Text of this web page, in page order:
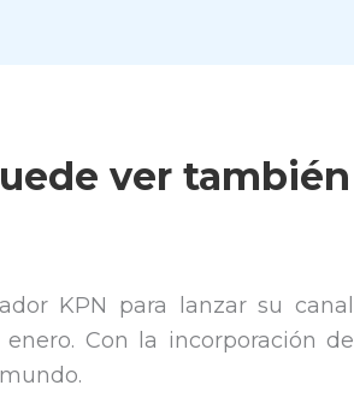
ver también
KPN para lanzar su canal
Con la incorporación de